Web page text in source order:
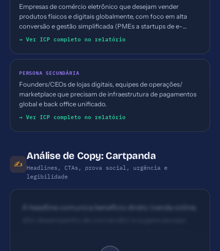
Empresas de comércio eletrônico que desejam vender
produtos físicos e digitais globalmente, com foco em alta
conversão e gestão simplificada (PMEs a startups de e-
commerce).
→ Ver ICP completo no relatório
PERSONA SECUNDÁRIA
Founders/CEOs de lojas digitais, equipes de operações/
marketplace que precisam de infraestrutura de pagamentos
global e back office unificado.
→ Ver ICP completo no relatório
✍️
Análise de Copy: Cartpanda
Headlines, CTAs, prova social, urgência e
legibilidade
A headline comunica benefício direto (venda online,
de diferenciação e não apresenta dor específica do